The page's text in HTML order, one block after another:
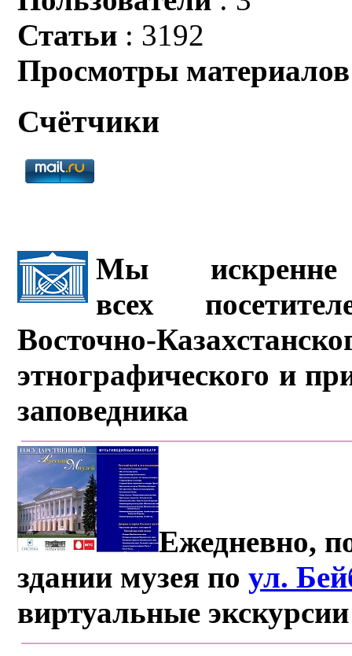
Статьи : 3192
Просмотры материалов
Счётчики
Мы искренне
всех
Восточно-
этнографического и
заповедника
Ежедневно,
здании музея поул.
виртуальные